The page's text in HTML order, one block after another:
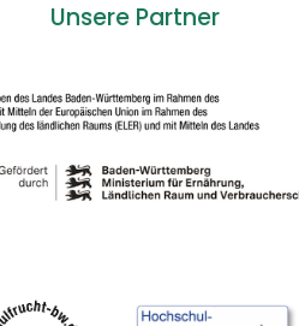
Unsere Partner